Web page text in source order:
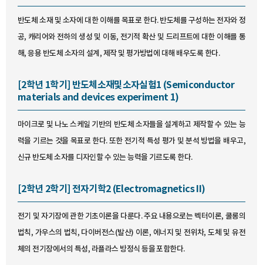
반도체 소재 및 소자에 대한 이해를 목표로 한다. 반도체를 구성하는 전자와 정
공, 캐리어와 전하의 생성 및 이동, 전기적 확산 및 드리프트에 대한 이해를 통
해, 응용 반도체 소자의 설계, 제작 및 평가방법에 대해 배우도록 한다.
[2학년 1학기] 반도체소재및소자실험1 (Semiconductor
materials and devices experiment 1)
마이크로 및 나노 스케일 기반의 반도체 소자들을 설계하고 제작할 수 있는 능
력을 기르는 것을 목표로 한다. 또한 전기적 특성 평가 및 분석 방법을 배우고,
신규 반도체 소자를 디자인할 수 있는 능력을 기르도록 한다.
[2학년 2학기] 전자기학2 (Electromagnetics II)
전기 및 자기장에 관한 기초이론을 다룬다. 주요 내용으로는 벡터이론, 쿨롱의
법칙, 가우스의 법칙, 다이버전스(발산) 이론, 에너지 및 전위차, 도체 및 유전
체의 전기장에서의 특성, 라플라스 방정식 등을 포함한다.